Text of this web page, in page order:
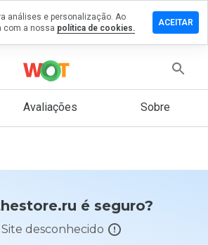
Avaliações Sobre
é seguro?
Site desconhecido
análises e personalização. Ao
com a nossa política de cookies.
ACEITAR